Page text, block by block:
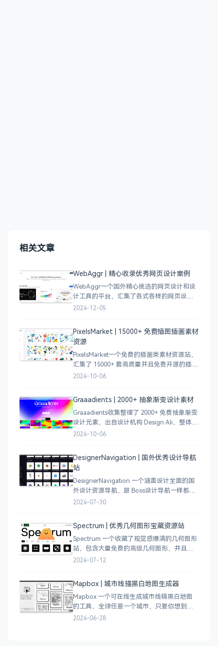
相关文章
WebAggr | 精心收录优秀网页设计案例
WebAggr一个国外精心挑选的网页设计和设
计工具的平台，汇集了各式各样的网页设计
案例，涵盖个人博客、时尚、设计、机构、
计，应
2024-12-05
PixelsMarket | 15000+ 免费插图插画素材
资源
PixelsMarket一个免费的插画类素材资源站，
汇集了 15000+ 套高质量并且免费开源的插图
插画和图标资源。
2024-10-06
Graaadients | 2000+ 抽象渐变设计素材
Graaadients收集整理了 2000+ 免费抽象渐变
设计元素，出自设计机构 Design Ali，整体渐
变色比较鲜艳，更像是 AI 生成的元素，需要
2024-10-06
DesignerNavigation | 国外优秀设计导航
站
DesignerNavigation 一个涵盖设计全面的国
外设计资源导航，跟 Boss设计导航一样都是
分门别类的划分设计灵感、资讯、UI 资源、
2024-07-30
Spectrum | 优秀几何图形宝藏资源站
Spectrum 一个收藏了视觉感爆满的几何图形
站，包含大量免费的高级几何图形，并且每
周都会更新 100 个几何图案，不断的完善能
2024-07-12
Mapbox | 城市线描黑白地图生成器
Mapbox 一个可在线生成城市线稿黑白地图
的工具，全球任意一个城市，只要你想到的
城市，直接搜索城市名称，自动生成该城市
2024-06-28